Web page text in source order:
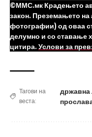
©ММС.мк Крадењето
закон. Преземањето
фотографии) од оваа
делумно и со ставање
цитира. Услови за
Тагови на
веста:
државна